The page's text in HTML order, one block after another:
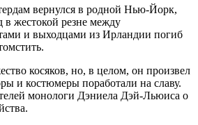
вернулся в родной Нью-Йорк,
в жестокой резне между
и выходцами из Ирландии погиб
косяков, но, в целом, он произвел
и костюмеры поработали на славу.
монологи Дэниела Дэй-Льюиса о